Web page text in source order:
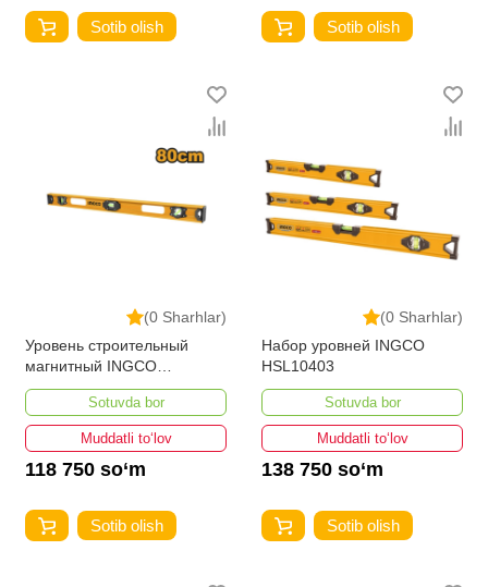
Sotib olish Sotib olish
(0 Sharhlar)
Уровень строительный
магнитный INGCO
HSL28080 80 см
Sotuvda bor
Muddatli to‘lov
118 750 so‘m
Sotib olish
(0 Sharhlar)
Набор уровней INGCO
HSL10403
Sotuvda bor
Muddatli to‘lov
138 750 so‘m
Sotib olish